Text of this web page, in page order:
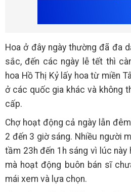
Hoa ở đây ngày thường đã đa
sắc, đến các ngày lễ tết thì
hoa Hồ Thị Kỷ lấy hoa từ miền
ở các quốc gia khác và không
cấp.
Chợ hoạt động cả ngày lẫn
2 đến 3 giờ sáng. Nhiều người
tầm 23h đến 1h sáng vì lúc này
mà hoạt động buôn bán sĩ
mái xem và lựa chọn.